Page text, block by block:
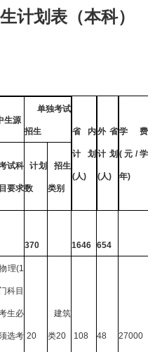
计划表（本科）
源
单独考试
招生 省内
计划
(人)
外省
计划
(人)
学费
( 元 /学
年)
试科
目要求
计划
数
招生
类别
370 1646 654
理(1
门科目
生必
选考 20
建筑
类20 108 48 27000